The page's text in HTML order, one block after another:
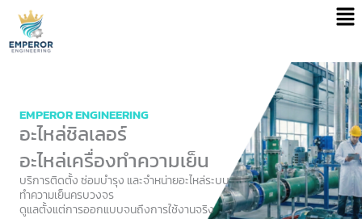
content
EMPEROR ENGINEERING
อะไหล่ชิลเลอร์
อะไหล่เครื่องทำความเย็น
บริการติดตั้ง ซ่อมบำรุง และจำหน่ายอะไหล่ระบบ
ทำความเย็นครบวงจร
ดูแลตั้งแต่การออกแบบจนถึงการใช้งานจริง